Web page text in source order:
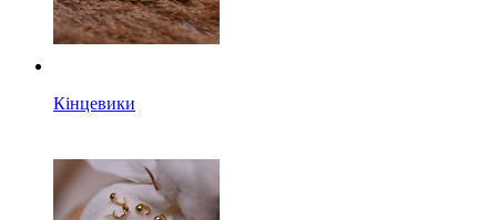
Кінцевики